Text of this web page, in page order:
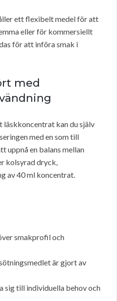
ett flexibelt medel för att
eller för kommersiellt
för att införa smak i
med
läskkoncentrat kan du själv
med ensom till
uppnå en balans mellan
kolsyrad dryck,
av 40 ml koncentrat.
smakprofil och
är gjort av
sig till individuella behov och